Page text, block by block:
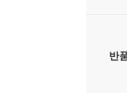
반